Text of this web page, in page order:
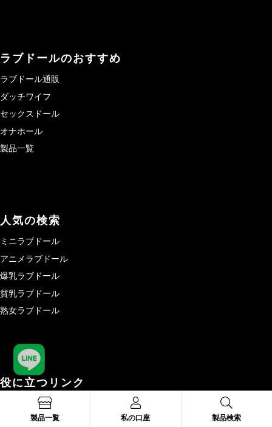
ラブドールのおすすめ
ラブドール通販
ダッチワイフ
セックスドール
オナホール
製品一覧
人気の検索
ミニラブドール
アニメラブドール
爆乳ラブドール
貧乳ラブドール
熟女ラブドール
役に立つリンク
激安ラブドール
ロリドール製品一覧 私の口座 製品検索